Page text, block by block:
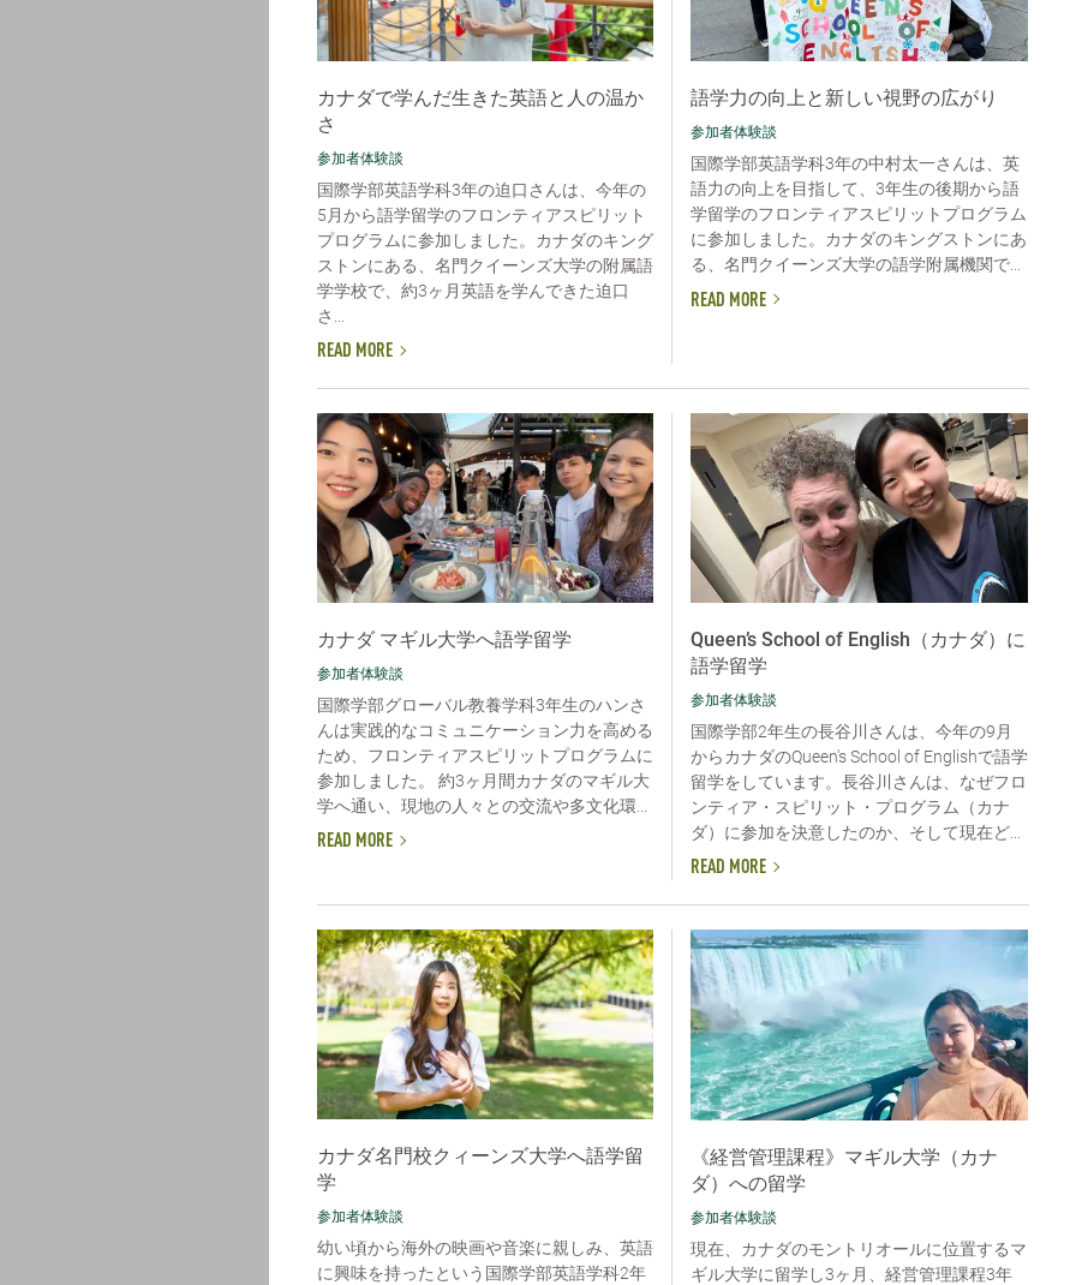
カナダで学んだ生きた英語と人の温か
さ
参加者体験談
国際学部英語学科3年の迫口さんは、今年の
5月から語学留学のフロンティアスピリット
プログラムに参加しました。カナダのキング
ストンにある、名門クイーンズ大学の附属語
学学校で、約3ヶ月英語を学んできた迫口
さ...
READ MORE
語学力の向上と新しい視野の広がり
参加者体験談
国際学部英語学科3年の中村太一さんは、英
語力の向上を目指して、3年生の後期から語
学留学のフロンティアスピリットプログラム
に参加しました。カナダのキングストンにあ
る、名門クイーンズ大学の語学附属機関で...
READ MORE
カナダ マギル大学へ語学留学
参加者体験談
国際学部グローバル教養学科3年生のハンさ
んは実践的なコミュニケーション力を高める
ため、フロンティアスピリットプログラムに
参加しました。 約3ヶ月間カナダのマギル大
学へ通い、現地の人々との交流や多文化環...
READ MORE
Queen’s School of English（カナダ）に
語学留学
参加者体験談
国際学部2年生の長谷川さんは、今年の9月
からカナダのQueen's School of Englishで語学
留学をしています。長谷川さんは、なぜフロ
ンティア・スピリット・プログラム（カナ
ダ）に参加を決意したのか、そして現在ど...
READ MORE
カナダ名門校クィーンズ大学へ語学留
学
参加者体験談
幼い頃から海外の映画や音楽に親しみ、英語
に興味を持ったという国際学部英語学科2年
《経営管理課程》マギル大学（カナ
ダ）への留学
参加者体験談
現在、カナダのモントリオールに位置するマ
ギル大学に留学し3ヶ月、経営管理課程3年